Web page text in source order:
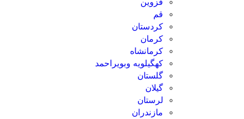
قزوین
قم
کردستان
کرمان
کرمانشاه
کهگیلویه وبویراحمد
گلستان
گیلان
لرستان
مازندران